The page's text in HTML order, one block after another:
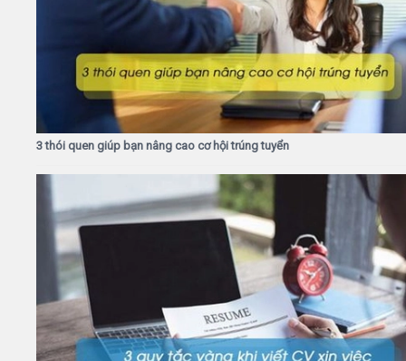
3 thói quen giúp bạn nâng cao cơ hội trúng tuyển